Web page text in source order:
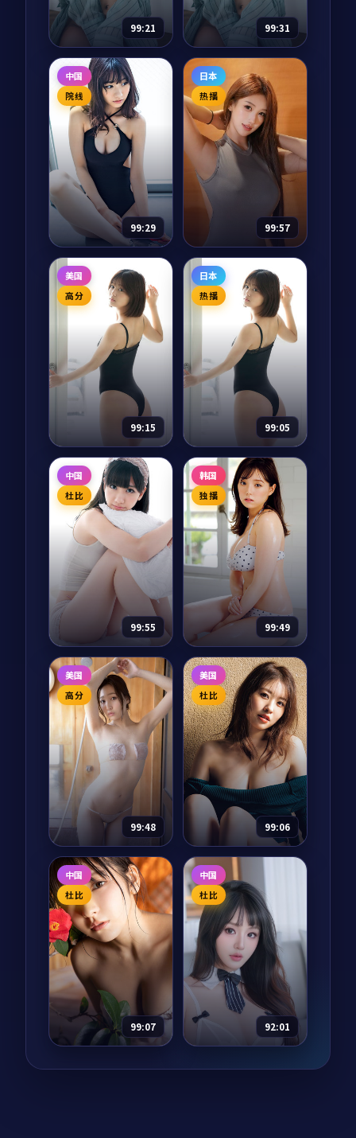
来。故乡像一杯放久
了的茶，他们慢慢把
一日三餐、整理衣
柜、阳台种菜，把综
艺还给「家」。
97,499 8.6 喜剧
99:21
雪后的告白
电影 2025
主演：朴宝剑、金高
银 等
江原道滑雪场救援队
员李俊浩在一场暴风
雪中救下了一个不愿
告诉名字的女人。第
二天天亮，她已不见
踪影，只留下一封写
给「下一场雪」的告
白。
75,584 8.5 爱情
99:31
月面任务·典藏
综艺 2024
主演：沈腾、章子怡
等
月面任务·典藏是一
部以犯罪为核心的影
视作品，围绕危机、
反转与人物成长展
开，整体节奏紧凑，
值得推荐观看。
74,874 7.2 犯罪
中国
院线
99:29
终局入口
电视剧 2024
主演：
黄渤、易烊千
终局入口是一部以犯
罪为核心的影视作
品，围绕危机、反转
与人物成长展开，整
体节奏紧凑，值得推
95,796 8.1 犯罪
日本
热播
99:57
天际行动·典藏
电视剧 2024
主演：
木村拓哉、雷
天际行动·典藏是一
部以战争为核心的影
视作品，围绕危机、
反转与人物成长展
开，整体节奏紧凑，
值得推荐观看。
4,309 7.7 战争
美国
高分
99:15
断桥风云
综艺 2024
主演：汤唯、刘亦菲
等
断桥风云是一部以动
漫为核心的影视作
品，围绕危机、反转
与人物成长展开，整
体节奏紧凑，值得推
8.9 动漫
日本
热播
99:05
白昼任务·纪念
版电视剧 2024
主演：雷佳音、汤唯
等
白昼任务·纪念版是
一部以动作为核心的
影视作品，围绕危
机、反转与人物成长
展开，整体节奏紧
凑，值得推荐观看。
87,510 6.9 动作
中国
杜比
99:55
月面回廊·典藏
电影 2024
主演： 易烊千玺、汤
唯 等
月面回廊·典藏是一
部以犯罪为核心的影
视作品，围绕危机、
反转与人物成长展
开，整体节奏紧凑，
值得推荐观看。
50,724 7.9 犯罪
韩国
独播
99:49
深海指令
综艺 2024
主演：黄渤、梁朝伟
等
深海指令是一部以爱
情为核心的影视作
品，围绕危机、反转
与人物成长展开，整
体节奏紧凑，值得推
荐观看。
43,950 9.0 爱情
美国
高分
99:48
狂潮航线·典藏
电影 2024
主演：刘亦菲、汤唯
等
狂潮航线·典藏是一
部以冒险为核心的影
视作品，围绕危机、
反转与人物成长展
开，整体节奏紧凑，
值得推荐观看。
94,758 6.6 冒险
美国
杜比
99:06
海上钢琴师·再
见1900
电影 2024
主演： 蒂莫西·查拉
梅、弗洛伦斯·皮尤
在传奇钢琴师 1900 拒
绝下船的传说之后，
他十六岁的学徒艾莉
斯接过钢琴，独自驶
向新大陆。一段全新
的航海传奇，把海与
音乐再次推到极致。
68,279 8.3 剧情
中国
杜比
99:07
终局入口·典藏
中国
杜比
92:01
异境之城